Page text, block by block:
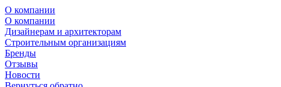
О компании
О компании
Дизайнерам и архитекторам
Строительным организациям
Бренды
Отзывы
Новости